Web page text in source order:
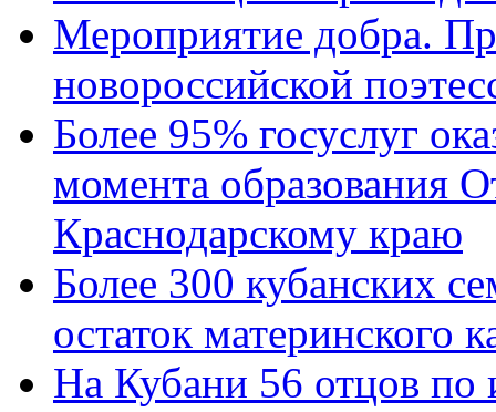
Мероприятие добра.
новороссийской
Более 95% госуслуг
момента образования
Краснодарскому краю
Более 300 кубанских
остаток материнского
На Кубани 56 отцов по